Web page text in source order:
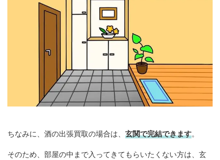
ちなみに、酒の出張買取の場合は、 玄関で完結できます。
そのため、部屋の中まで入ってきてもらいたくない方は、玄